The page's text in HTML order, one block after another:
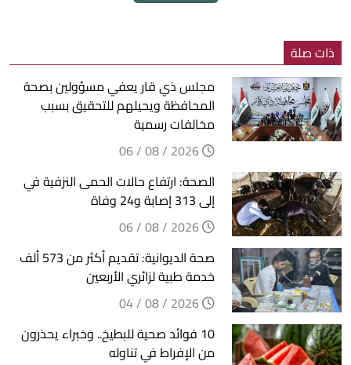
ذات صلة
مجلس ذي قار يعفي مسؤولين بصحة
المحافظة ويحيلهم للتحقيق بسبب
مخالفات رسمية
الصحة: ارتفاع حالات الحمى النزفية في
إلى 313 إصابة و24 وفاة
صحة الديوانية: تقديم أكثر من 573 ألف
خدمة طبية لزائري الأربعين
10 فوائد صحية للبطيخ.. وخبراء يحذرون
من الإفراط في تناوله